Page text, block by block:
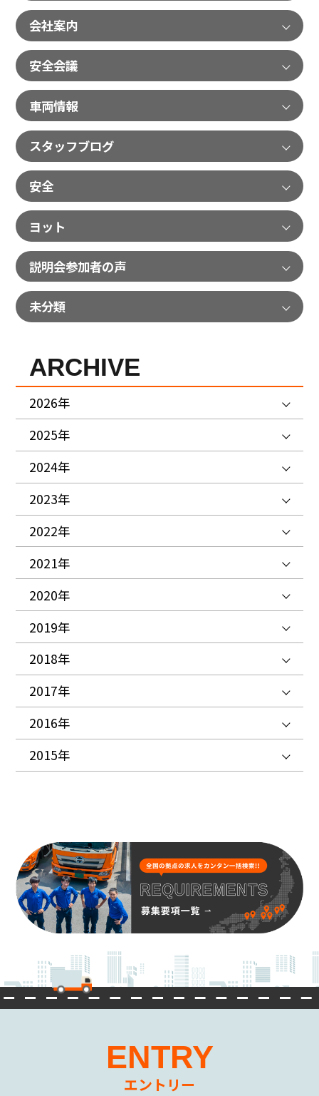
会社案内
安全会議
車両情報
スタッフブログ
安全
ヨット
説明会参加者の声
未分類
ARCHIVE
2026年
2025年
2024年
2023年
2022年
2021年
2020年
2019年
2018年
2017年
2016年
2015年
ENTRY
エントリー